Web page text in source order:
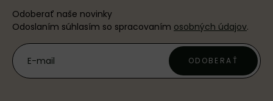
Odoberať naše novinky
Odoslaním súhlasím so spracovaním osobných údajov.
ODOBERAŤ